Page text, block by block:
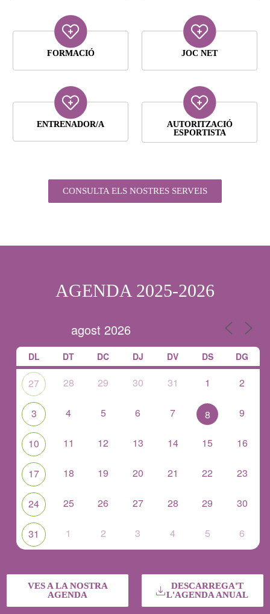
FORMACIÓ JOC NET
ENTRENADOR/A
AUTORITZACIÓ
ESPORTISTA
CONSULTA ELS NOSTRES SERVEIS
AGENDA 2025-2026
DL DT DC DJ DV DS DG
27 28 29 30 31 1 2
3 4 5 6 7 8 9
10 11 12 13 14 15 16
17 18 19 20 21 22 23
24 25 26 27 28 29 30
31 1 2 3 4 5 6
VES A LA NOSTRA
AGENDA
DESCARREGA'T
L'AGENDA ANUAL